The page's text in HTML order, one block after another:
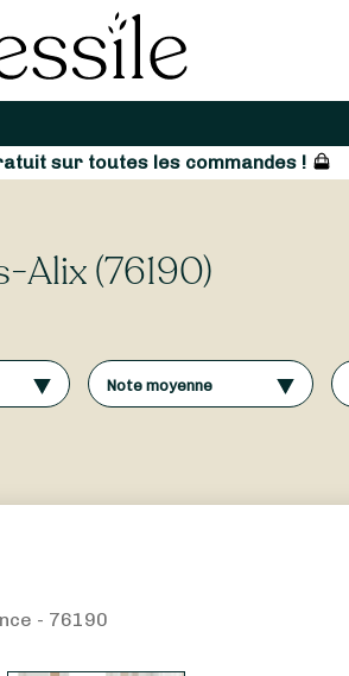
sur toutes les commandes !
Alix (76190)
Note moyenne
- 76190